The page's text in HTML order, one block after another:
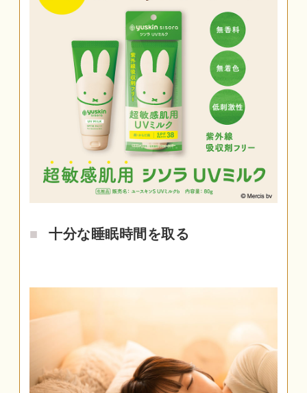
十分な睡眠時間を取る